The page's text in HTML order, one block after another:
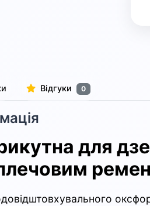
Відгуки 0
для